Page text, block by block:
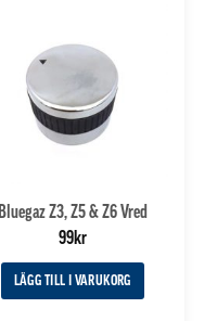
Z3, Z5 & Z6 Vred
99kr
LÄGG TILL I VARUKORG